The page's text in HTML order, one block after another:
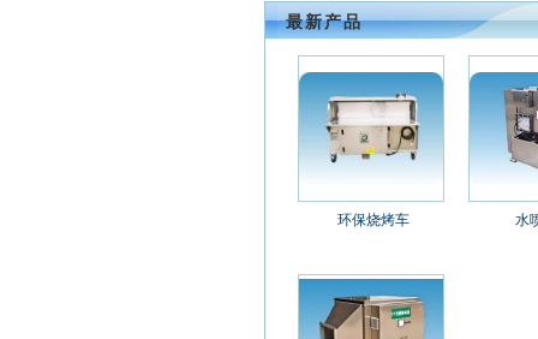
最新产品
环保烧烤车 水